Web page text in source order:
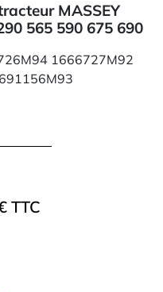
MASSEY
565 590 675 690
1666727M92
TTC